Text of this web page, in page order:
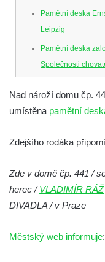
Pamětní deska
Leipzig
Pamětní deska
Společnosti
Pamětní deska
domě v Dobříni
Česká pamětní
von Goethe na
Německá pamětní
Pamětní deska
Nad nároží domu čp.
umístěna pamětní
Zdejšího rodáka
Zde v domě čp. 441 /
herec /VLADIMÍR RÁŽ
DIVADLA / v Praze
Městský web informuje: